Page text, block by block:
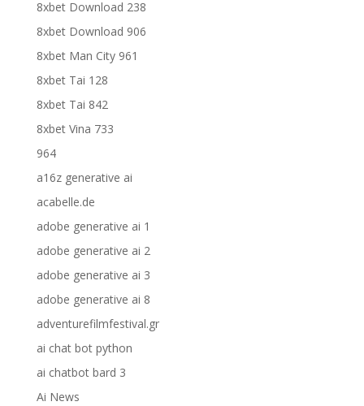
8xbet Download 238
8xbet Download 906
8xbet Man City 961
8xbet Tai 128
8xbet Tai 842
8xbet Vina 733
964
a16z generative ai
acabelle.de
adobe generative ai 1
adobe generative ai 2
adobe generative ai 3
adobe generative ai 8
adventurefilmfestival.gr
ai chat bot python
ai chatbot bard 3
Ai News